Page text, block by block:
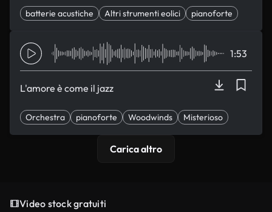
batterie acustiche Altri strumenti eolici
pianoforte
L'amore è come il jazz
1:53
Orchestra pianoforte Woodwinds
Misterioso
Carica altro
Video stock gratuiti